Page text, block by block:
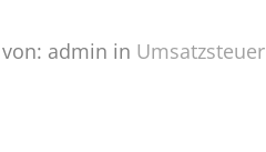
admin in Umsatzsteuer